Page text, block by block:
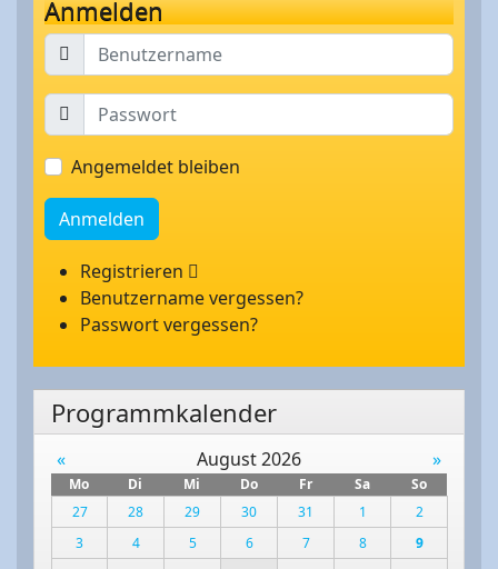
Anmelden
Angemeldet bleiben
Anmelden
Registrieren
Benutzername vergessen?
Passwort vergessen?
Programmkalender
« August 2026 »
Mo Di Mi Do Fr Sa
So
27
28 29 30 31 1
2
3
4 5 6 7 8
9